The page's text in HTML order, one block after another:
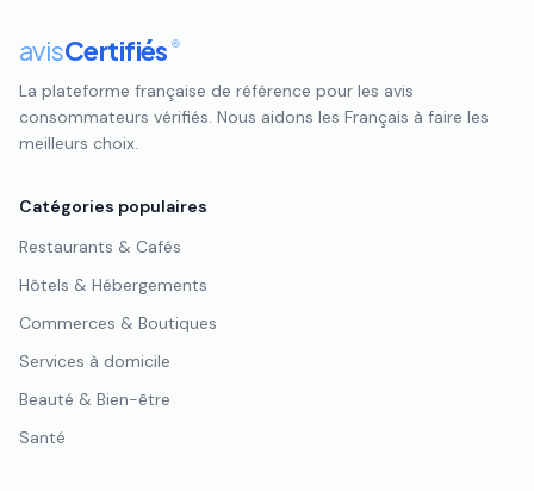
avisCertifiés ®
La plateforme française de référence pour les avis
consommateurs vérifiés. Nous aidons les Français à faire les
meilleurs choix.
Catégories populaires
Restaurants & Cafés
Hôtels & Hébergements
Commerces & Boutiques
Services à domicile
Beauté & Bien-être
Santé